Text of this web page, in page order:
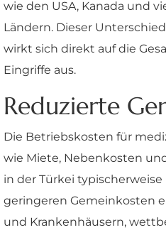
wie den USA, Kanada und
Ländern. Dieser
wirkt sich direkt auf die
Eingriffe aus.
Reduzierte
Die Betriebskosten für
wie Miete, Nebenkosten
in der Türkei typischerweise
geringeren Gemeinkosten
und Krankenhäusern,